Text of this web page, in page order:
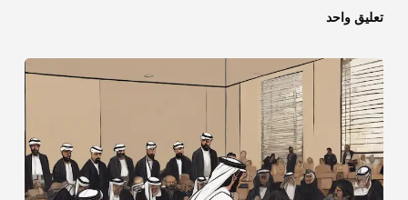
تعليق واحد